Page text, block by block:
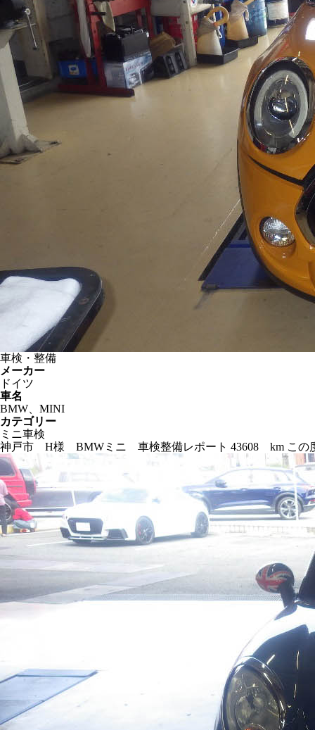
車検・整備
メーカー
ドイツ
車名
BMW、MINI
カテゴリー
ミニ車検
神戸市 H様 BMWミニ 車検整備レポート 43608 km この度